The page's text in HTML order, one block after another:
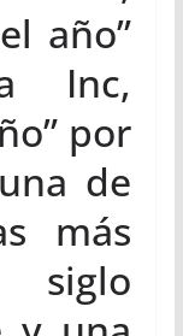
año”
Inc,
por
de
más
siglo